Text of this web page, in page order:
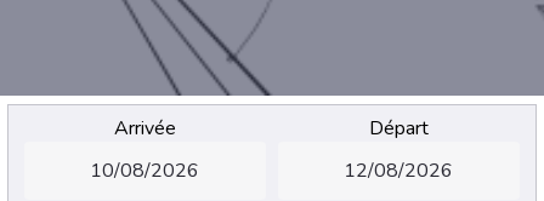
Arrivée Départ